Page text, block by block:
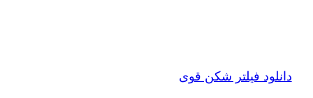
دانلود فیلتر شکن قوی